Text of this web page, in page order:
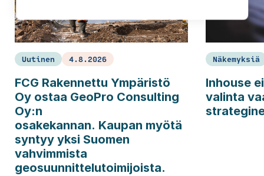
Uutinen 4.8.2026
FCG Rakennettu Ympäristö
Oy ostaa GeoPro Consulting
Oy:n
osakekannan. Kaupan myötä
syntyy yksi Suomen
vahvimmista
geosuunnittelutoimijoista.
Näkemyksiä
Inhouse
valinta